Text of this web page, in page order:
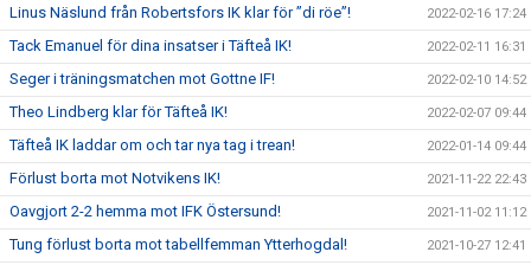
Linus Näslund från Robertsfors IK klar för ”di röe”! 2022-02-16 17:24
Tack Emanuel för dina insatser i Täfteå IK! 2022-02-11 16:31
Seger i träningsmatchen mot Gottne IF! 2022-02-10 14:52
Theo Lindberg klar för Täfteå IK! 2022-02-07 09:44
Täfteå IK laddar om och tar nya tag i trean! 2022-01-14 09:44
Förlust borta mot Notvikens IK! 2021-11-22 22:43
Oavgjort 2-2 hemma mot IFK Östersund! 2021-11-02 11:12
Tung förlust borta mot tabellfemman Ytterhogdal! 2021-10-27 12:41